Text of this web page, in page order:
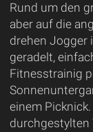
Rund um den
aber auf die
drehen Jogger
geradelt,
Fitnesstrainig
einem
durchgestylten